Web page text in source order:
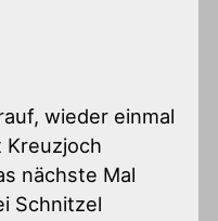
wieder einmal
Kreuzjoch
nächste Mal
Schnitzel